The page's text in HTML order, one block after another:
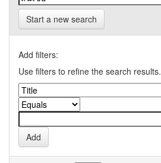
Start a new search
Add filters:
Use filters to refine the search results.